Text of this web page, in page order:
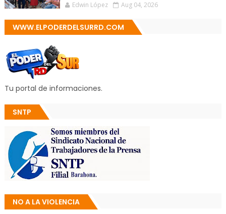
Edwin López Aug 04, 2026
WWW.ELPODERDELSURRD.COM
Tu portal de informaciones.
SNTP
NO A LA VIOLENCIA